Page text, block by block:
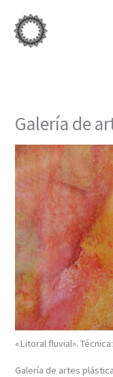
contenido
Galería de
«Litoral fluvial».
Galería de artes